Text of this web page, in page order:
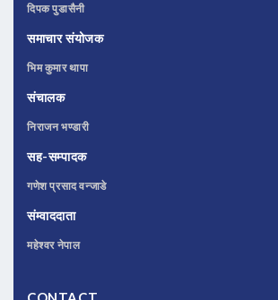
दिपक पुडासैनी
समाचार संयोजक
भिम कुमार थापा
संचालक
निराजन भण्डारी
सह-सम्पादक
गणेश प्रसाद वन्जाडे
संम्वाददाता
महेश्वर नेपाल